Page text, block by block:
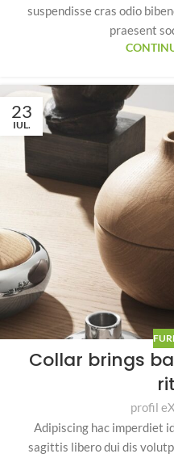
suspendisse cras odio
praesent
23
IUL.
Collar brings
profil
Adipiscing hac imperdiet
sagittis libero dui dis